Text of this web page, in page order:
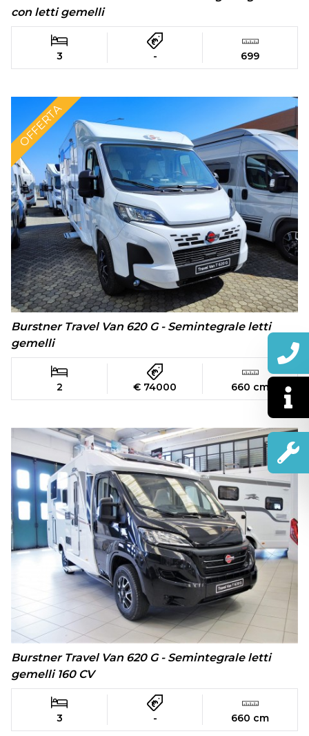
con letti gemelli
3 - 699
OFFERTA
Burstner Travel Van 620 G - Semintegrale letti
gemelli
2 € 74000 660 cm
Burstner Travel Van 620 G - Semintegrale letti
gemelli 160 CV
3 - 660 cm